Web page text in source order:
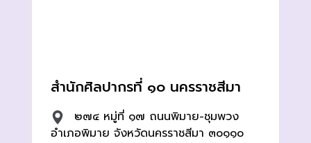
สำนักศิลปากรที่ ๑๐ นครราชสีมา
๒๗๔ หมู่ที่ ๑๗ ถนนพิมาย-ชุมพวง
อำเภอพิมาย จังหวัดนครราชสีมา ๓๐๑๑๐